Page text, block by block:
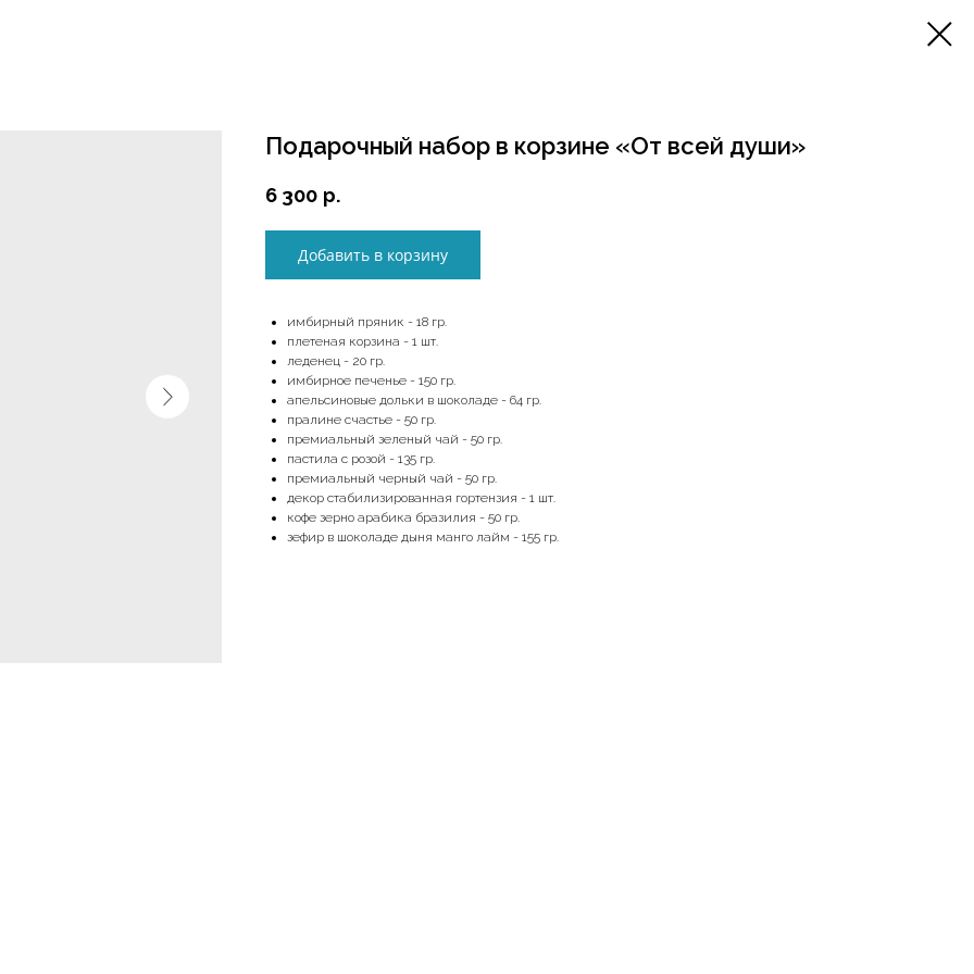
Подарочный набор в корзине «От всей души»
6 300 р.
Добавить в корзину
имбирный пряник - 18 гр.
плетеная корзина - 1 шт.
леденец - 20 гр.
имбирное печенье - 150 гр.
апельсиновые дольки в шоколаде - 64 гр.
пралине счастье - 50 гр.
премиальный зеленый чай - 50 гр.
пастила с розой - 135 гр.
премиальный черный чай - 50 гр.
декор стабилизированная гортензия - 1 шт.
кофе зерно арабика бразилия - 50 гр.
зефир в шоколаде дыня манго лайм - 155 гр.